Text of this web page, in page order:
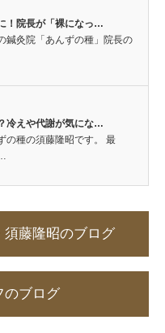
！院長が「裸になっ…
鍼灸院「あんずの種」院長の
冷えや代謝が気にな…
の種の須藤隆昭です。 最
須藤隆昭のブログ
のブログ